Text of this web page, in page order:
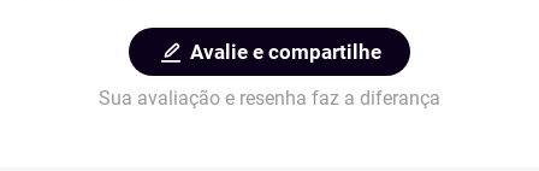
Avalie e compartilhe
Sua avaliação e resenha faz a diferança